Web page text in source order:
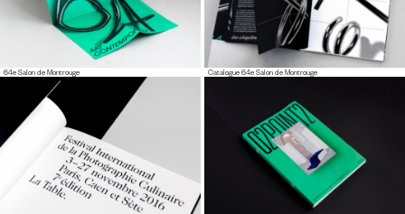
64e Salon de Montrouge Catalogue 64e Salon de Montrouge